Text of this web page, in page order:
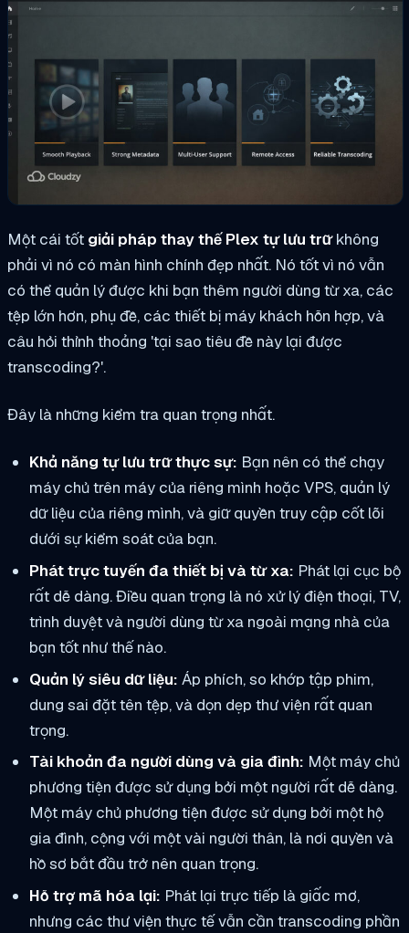
Một cái tốt giải pháp thay thế Plex tự lưu trữkhông
phải vì nó có màn hình chính đẹp nhất. Nó tốt vì nó vẫn
có thể quản lý được khi bạn thêm người dùng từ xa, các
tệp lớn hơn, phụ đề, các thiết bị máy khách hỗn hợp, và
câu hỏi thỉnh thoảng 'tại sao tiêu đề này lại được
transcoding?'.
Đây là những kiểm tra quan trọng nhất.
Khả năng tự lưu trữ thực sự: Bạn nên có thể chạy
máy chủ trên máy của riêng mình hoặc VPS, quản lý
dữ liệu của riêng mình, và giữ quyền truy cập cốt lõi
dưới sự kiểm soát của bạn.
Phát trực tuyến đa thiết bị và từ xa: Phát lại cục bộ
rất dễ dàng. Điều quan trọng là nó xử lý điện thoại, TV,
trình duyệt và người dùng từ xa ngoài mạng nhà của
bạn tốt như thế nào.
Quản lý siêu dữ liệu: Áp phích, so khớp tập phim,
dung sai đặt tên tệp, và dọn dẹp thư viện rất quan
trọng.
Tài khoản đa người dùng và gia đình: Một máy chủ
phương tiện được sử dụng bởi một người rất dễ dàng.
Một máy chủ phương tiện được sử dụng bởi một hộ
gia đình, cộng với một vài người thân, là nơi quyền và
hồ sơ bắt đầu trở nên quan trọng.
Hỗ trợ mã hóa lại: Phát lại trực tiếp là giấc mơ,
nhưng các thư viện thực tế vẫn cần transcoding phần